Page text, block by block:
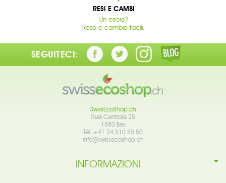
RESI E CAMBI
Un errore?
Reso e cambio facili.
SEGUITECI:
SwissEcoShop.ch
Rue Centrale 25
1880 Bex
Tél. +41 24 510 50 50
info@swissecoshop.ch
INFORMAZIONI